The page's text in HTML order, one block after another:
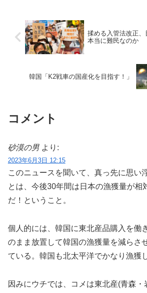
揉める入管法改正
本当に難民なのか
韓国「K2戦車の国産化を目指す！」
コメント
砂漠の男 より:
2023年6月3日 12:15
このニュースを聞いて、真っ先に思い
とは、今後30年間は日本の漁獲量が相
だ！ということ。
個人的には、韓国に東北産品購入を働
のまま放置して韓国の漁獲量を減らさ
ている。韓国も北太平洋でかなり漁獲
因みにウチでは、コメは東北産(青森・